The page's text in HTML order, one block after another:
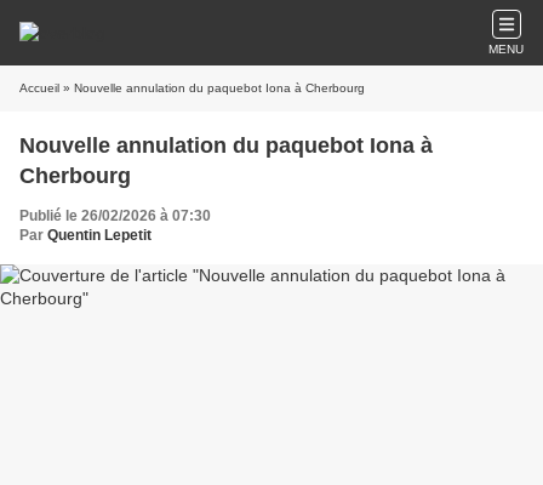
MENU
Accueil » Nouvelle annulation du paquebot Iona à Cherbourg
Nouvelle annulation du paquebot Iona à
Cherbourg
Publié le 26/02/2026 à 07:30
Par Quentin Lepetit